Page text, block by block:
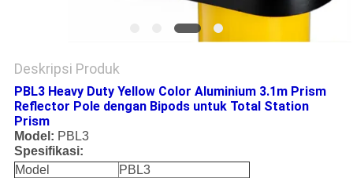
Deskripsi Produk
PBL3 Heavy Duty Yellow Color Aluminium 3.1m Prism
Reflector Pole dengan Bipods untuk Total Station
Prism
Model: PBL3
Spesifikasi:
Model
PBL3